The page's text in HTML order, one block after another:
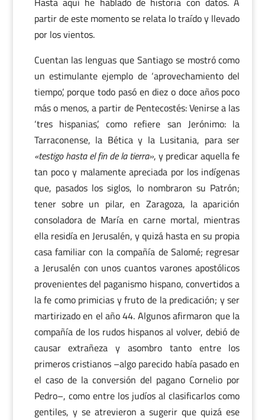
partir de este momento se relata lo traído y llevado
por los vientos.
Cuentan las lenguas que Santiago se mostró como
un estimulante ejemplo de ‘aprovechamiento del
tiempo’, porque todo pasó en diez o doce años poco
más o menos, a partir de Pentecostés: Venirse a las
‘tres hispanias’, como refiere san Jerónimo: la
Tarraconense, la Bética y la Lusitania, para ser
«testigo hasta el fin de la tierra», y predicar aquella fe
tan poco y malamente apreciada por los indígenas
que, pasados los siglos, lo nombraron su Patrón;
tener sobre un pilar, en Zaragoza, la aparición
consoladora de María en carne mortal, mientras
ella residía en Jerusalén, y quizá hasta en su propia
casa familiar con la compañía de Salomé; regresar
a Jerusalén con unos cuantos varones apostólicos
provenientes del paganismo hispano, convertidos a
la fe como primicias y fruto de la predicación; y ser
martirizado en el año 44. Algunos afirmaron que la
compañía de los rudos hispanos al volver, debió de
causar extrañeza y asombro tanto entre los
primeros cristianos –algo parecido había pasado en
el caso de la conversión del pagano Cornelio por
Pedro–, como entre los judíos al clasificarlos como
gentiles, y se atrevieron a sugerir que quizá ese